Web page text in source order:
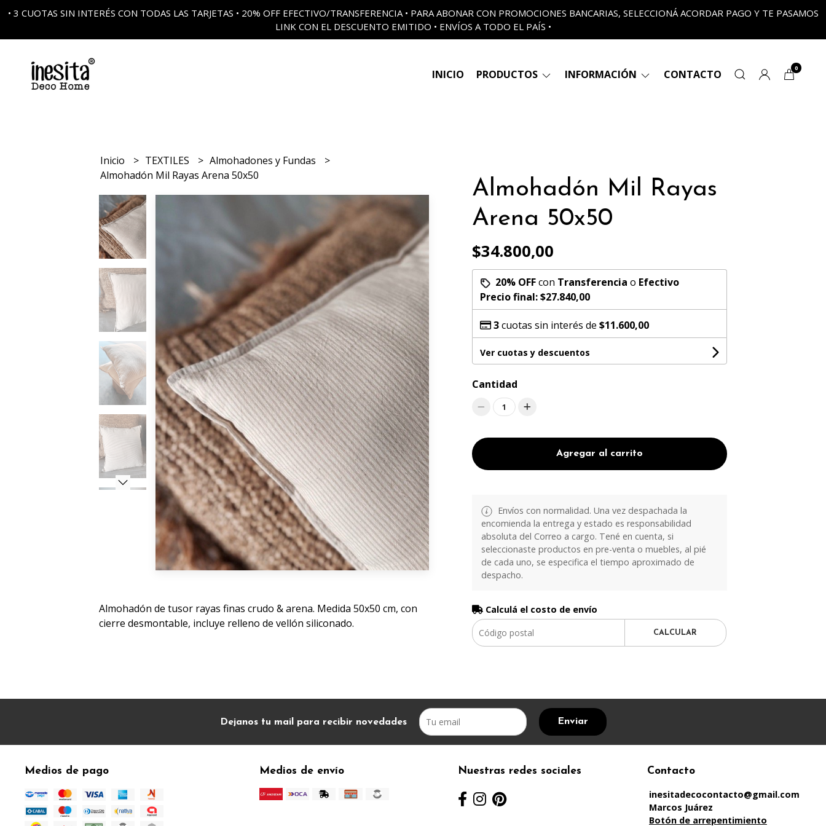
• 3 CUOTAS SIN INTERÉS CON TODAS LAS TARJETAS • 20% OFF EFECTIVO/TRANSFERENCIA • PARA ABONAR CON PROMOCIONES BANCARIAS, SELECCIONÁ ACORDAR PAGO Y TE PASAMOS
LINK CON EL DESCUENTO EMITIDO • ENVÍOS A TODO EL PAÍS •
INICIO PRODUCTOS INFORMACIÓN CONTACTO 0
Inicio TEXTILES
Almohadones y Fundas
Almohadón Mil Rayas Arena 50x50
Almohadón de tusor rayas finas crudo & arena. Medida 50x50 cm, con
cierre desmontable, incluye relleno de vellón siliconado.
Almohadón Mil Rayas
Arena 50x50
$34.800,00
20% OFFcon Transferencia o Efectivo
Precio final:$27.840,00
3cuotas sin interés de $11.600,00
Ver cuotas y descuentos
Cantidad
1
Agregar al carrito
Envíos con normalidad. Una vez despachada la
encomienda la entrega y estado es responsabilidad
absoluta del Correo a cargo. Tené en cuenta, si
seleccionaste productos en pre-venta o muebles, al pié
de cada uno, se especifica el tiempo aproximado de
despacho.
Calculá el costo de envío
CALCULAR
Dejanos tu mail para recibir novedades Enviar
Medios de pago Medios de envío Nuestras redes sociales Contacto
inesitadecocontacto@gmail.com
Marcos Juárez
Botón de arrepentimiento